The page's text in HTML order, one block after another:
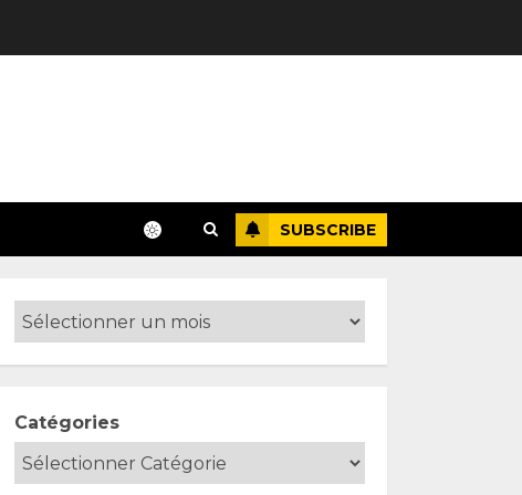
SUBSCRIBE
Catégories